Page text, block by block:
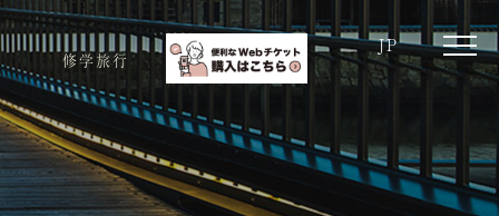
修学旅行
JP
toggle